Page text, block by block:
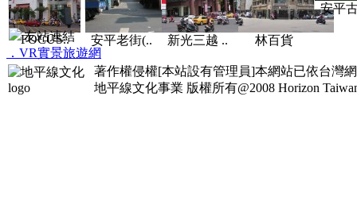
FOCUS.. 安平老街(.. 新光三越 .. 林百貨
安平
友站連結
．VR實景旅遊網
著作權侵權[本站設有管理員]本網站已依台灣
地平線文化事業 版權所有@2008 Horizon